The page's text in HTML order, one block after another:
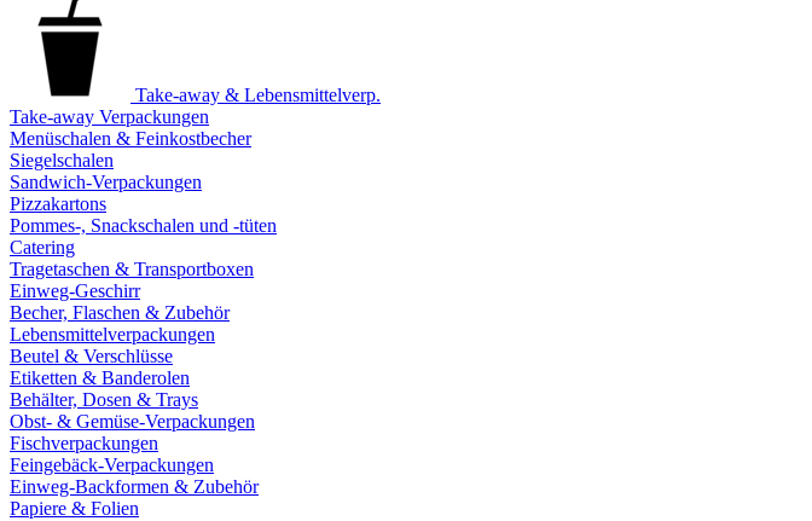
Take-away & Lebensmittelverp.
Take-away Verpackungen
Menüschalen & Feinkostbecher
Siegelschalen
Sandwich-Verpackungen
Pizzakartons
Pommes-, Snackschalen und -tüten
Catering
Tragetaschen & Transportboxen
Einweg-Geschirr
Becher, Flaschen & Zubehör
Lebensmittelverpackungen
Beutel & Verschlüsse
Etiketten & Banderolen
Behälter, Dosen & Trays
Obst- & Gemüse-Verpackungen
Fischverpackungen
Feingebäck-Verpackungen
Einweg-Backformen & Zubehör
Papiere & Folien